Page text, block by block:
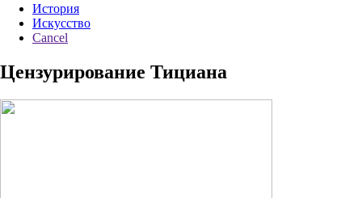
История
Искусство
Cancel
Цензурирование Тициана